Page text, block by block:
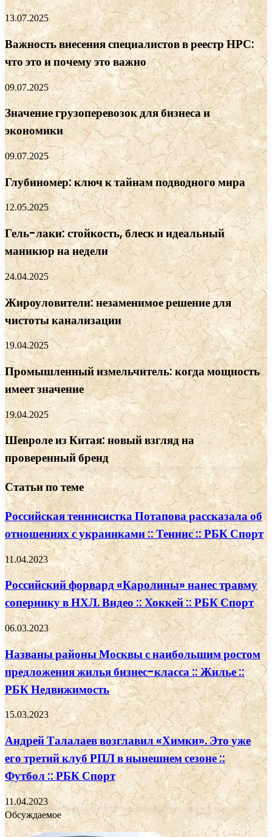
13.07.2025
Важность внесения специалистов в реестр НРС:
что это и почему это важно
09.07.2025
Значение грузоперевозок для бизнеса и
экономики
09.07.2025
Глубиномер: ключ к тайнам подводного мира
12.05.2025
Гель-лаки: стойкость, блеск и идеальный
маникюр на недели
24.04.2025
Жироуловители: незаменимое решение для
чистоты канализации
19.04.2025
Промышленный измельчитель: когда мощность
имеет значение
19.04.2025
Шевроле из Китая: новый взгляд на
проверенный бренд
Статьи по теме
Российская теннисистка Потапова рассказала об
отношениях с украинками :: Теннис :: РБК Спорт
11.04.2023
Российский форвард «Каролины» нанес травму
сопернику в НХЛ. Видео :: Хоккей :: РБК Спорт
06.03.2023
Названы районы Москвы с наибольшим ростом
предложения жилья бизнес-класса :: Жилье ::
РБК Недвижимость
15.03.2023
Андрей Талалаев возглавил «Химки». Это уже
его третий клуб РПЛ в нынешнем сезоне ::
Футбол :: РБК Спорт
11.04.2023
Обсуждаемое